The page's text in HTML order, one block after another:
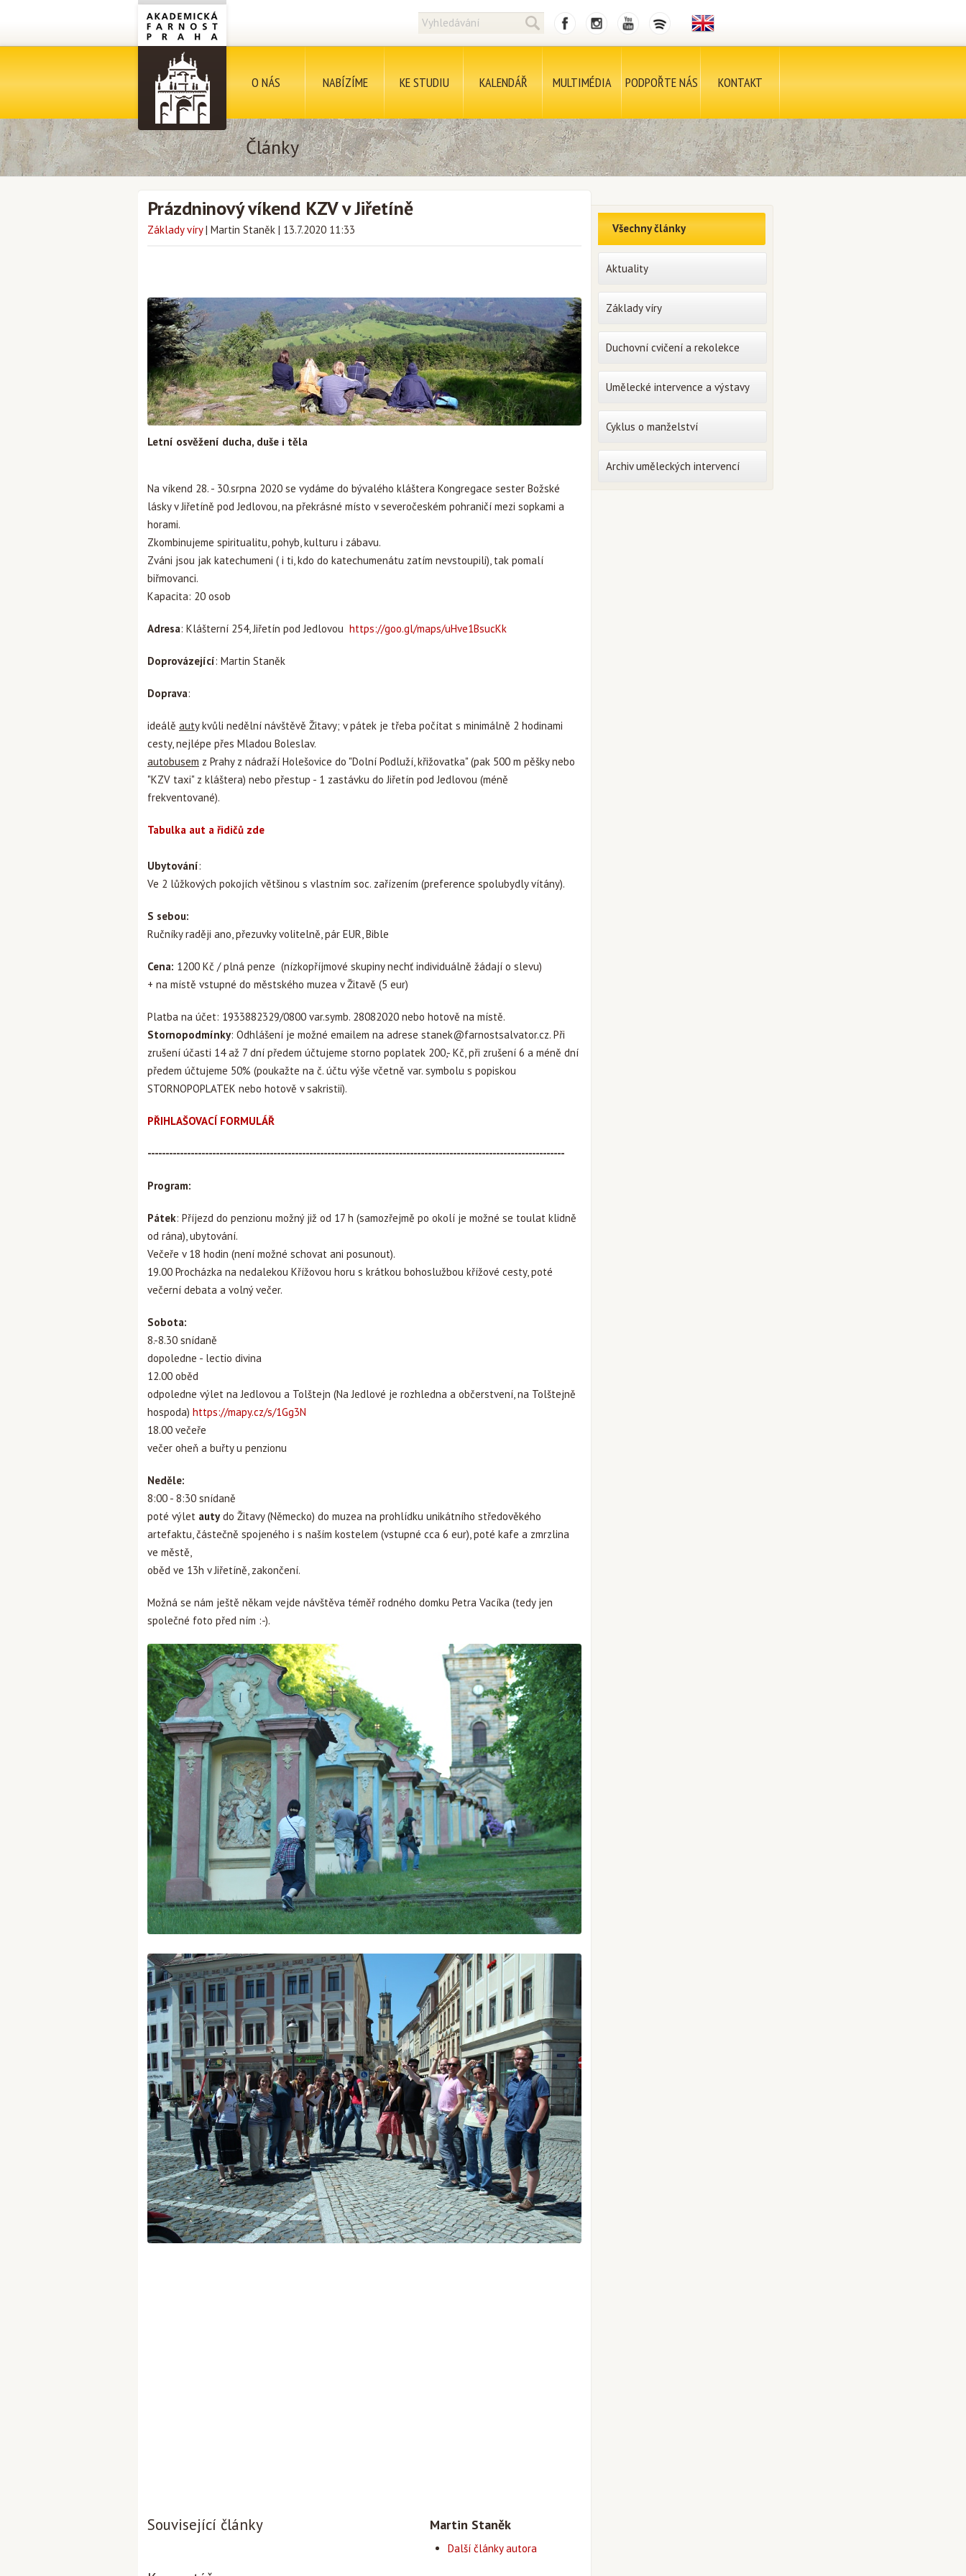
O NÁS NABÍZÍME KE STUDIU KALENDÁŘ MULTIMÉDIA PODPOŘTE NÁS KONTAKT
Články
Prázdninový víkend KZV v Jiřetíně
Základy víry | Martin Staněk | 13.7.2020 11:33
Letní osvěžení ducha, duše i těla
Na víkend 28. - 30.srpna 2020 se vydáme do bývalého kláštera Kongregace sester Božské
lásky v Jiřetíně pod Jedlovou, na překrásné místo v severočeském pohraničí mezi sopkami a
horami.
Zkombinujeme spiritualitu, pohyb, kulturu i zábavu.
Zváni jsou jak katechumeni ( i ti, kdo do katechumenátu zatím nevstoupili), tak pomalí
biřmovanci.
Kapacita: 20 osob
Adresa: Klášterní 254, Jiřetín pod Jedlovou https://goo.gl/maps/uHve1BsucKk
Doprovázející: Martin Staněk
Doprava:
ideálě autykvůli nedělní návštěvě Žitavy; v pátek je třeba počítat s minimálně 2 hodinami
cesty, nejlépe přes Mladou Boleslav.
autobusem z Prahy z nádraží Holešovice do "Dolní Podluží, křižovatka" (pak 500 m pěšky nebo
"KZV taxi" z kláštera) nebo přestup - 1 zastávku do Jiřetín pod Jedlovou (méně
frekventované).
Tabulka aut a řidičů zde
Ubytování:
Ve 2 lůžkových pokojích většinou s vlastním soc. zařízením (preference spolubydly vítány).
S sebou:
Ručníky raději ano, přezuvky volitelně, pár EUR, Bible
Cena: 1200 Kč / plná penze (nízkopříjmové skupiny nechť individuálně žádají o slevu)
+ na místě vstupné do městského muzea v Žitavě (5 eur)
Platba na účet: 1933882329/0800 var.symb. 28082020 nebo hotově na místě.
Stornopodmínky: Odhlášení je možné emailem na adrese stanek@farnostsalvator.cz. Při
zrušení účasti 14 až 7 dní předem účtujeme storno poplatek 200,- Kč, při zrušení 6 a méně dní
předem účtujeme 50% (poukažte na č. účtu výše včetně var. symbolu s popiskou
STORNOPOPLATEK nebo hotově v sakristii).
PŘIHLAŠOVACÍ FORMULÁŘ
--------------------------------------------------------------------------------------------------------------------
Program:
Pátek: Příjezd do penzionu možný již od 17 h (samozřejmě po okolí je možné se toulat klidně
od rána), ubytování.
Večeře v 18 hodin (není možné schovat ani posunout).
19.00 Procházka na nedalekou Křížovou horu s krátkou bohoslužbou křížové cesty, poté
večerní debata a volný večer.
Sobota:
8.-8.30 snídaně
dopoledne - lectio divina
12.00 oběd
odpoledne výlet na Jedlovou a Tolštejn (Na Jedlové je rozhledna a občerstvení, na Tolštejně
hospoda) https://mapy.cz/s/1Gg3N
18.00 večeře
večer oheň a buřty u penzionu
Neděle:
8:00 - 8:30 snídaně
poté výlet autydo Žitavy (Německo) do muzea na prohlídku unikátního středověkého
artefaktu, částečně spojeného i s naším kostelem (vstupné cca 6 eur), poté kafe a zmrzlina
ve městě,
oběd ve 13h v Jiřetíně, zakončení.
Možná se nám ještě někam vejde návštěva téměř rodného domku Petra Vacíka (tedy jen
společné foto před ním :-).
Související články Martin Staněk
Další články autora
Všechny články
Aktuality
Základy víry
Duchovní cvičení a rekolekce
Umělecké intervence a výstavy
Cyklus o manželství
Archiv uměleckých intervencí